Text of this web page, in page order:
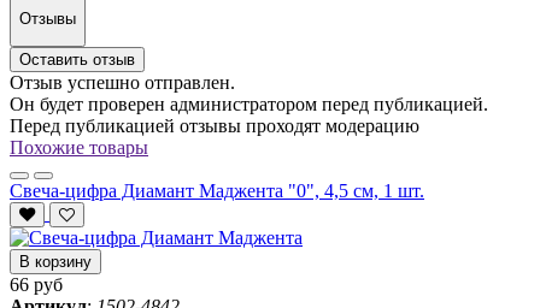
Отзывы
Оставить отзыв
Отзыв успешно отправлен.
Он будет проверен администратором перед публикацией.
Перед публикацией отзывы проходят модерацию
Похожие товары
Свеча-цифра Диамант Маджента "0", 4,5 см, 1 шт.
В корзину
66 руб